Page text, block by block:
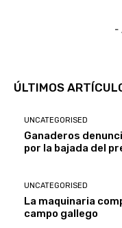
-
ÚLTIMOS
UNCATEGORISED
Ganaderos
por la bajada del
UNCATEGORISED
La maquinaria
campo gallego